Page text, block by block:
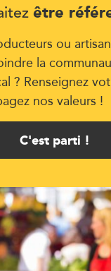
être
ou
la
? Renseignez
nos valeurs !
C'est parti !